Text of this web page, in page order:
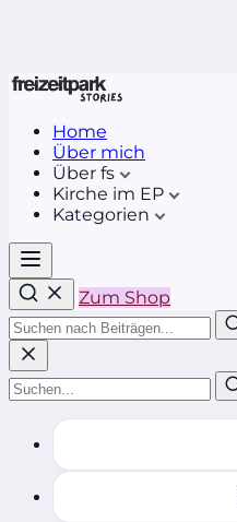
Home
Über mich
Über fs
Kirche im EP
Kategorien
Zum Shop